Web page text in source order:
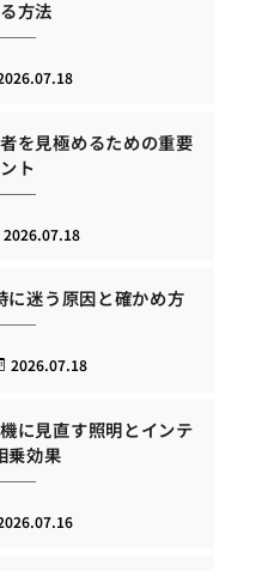
方法
を見極めるための重要
ト
2026.07.18
に迷う原因と確かめ方
2026.07.18
に見直す照明とインテ
乗効果